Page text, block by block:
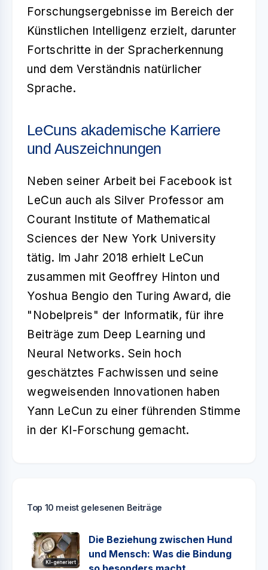
Forschungsergebnisse im Bereich der
Künstlichen Intelligenz erzielt, darunter
Fortschritte in der Spracherkennung
und dem Verständnis natürlicher
Sprache.
LeCuns akademische Karriere
und Auszeichnungen
Neben seiner Arbeit bei Facebook ist
LeCun auch als Silver Professor am
Courant Institute of Mathematical
Sciences der New York University
tätig. Im Jahr 2018 erhielt LeCun
zusammen mit Geoffrey Hinton und
Yoshua Bengio den Turing Award, die
"Nobelpreis" der Informatik, für ihre
Beiträge zum Deep Learning und
Neural Networks. Sein hoch
geschätztes Fachwissen und seine
wegweisenden Innovationen haben
Yann LeCun zu einer führenden Stimme
in der KI-Forschung gemacht.
Top 10 meist gelesenen Beiträge
KI-generiert
Die Beziehung zwischen Hund
und Mensch: Was die Bindung